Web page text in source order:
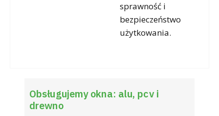
sprawność i
bezpieczeństwo
użytkowania.
Obsługujemy okna: alu, pcv i
drewno